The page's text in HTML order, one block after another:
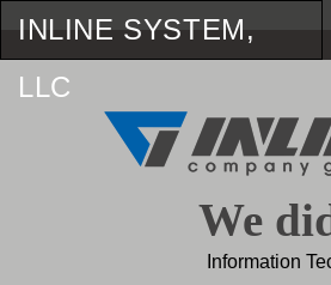
INLINE SYSTEM,
LLC
We
Information